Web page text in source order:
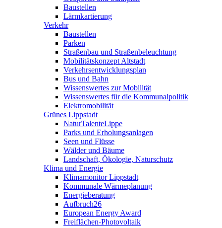
Baustellen
Lärmkartierung
Verkehr
Baustellen
Parken
Straßenbau und Straßenbeleuchtung
Mobilitätskonzept Altstadt
Verkehrsentwicklungsplan
Bus und Bahn
Wissenswertes zur Mobilität
Wissenswertes für die Kommunalpolitik
Elektromobilität
Grünes Lippstadt
NaturTalenteLippe
Parks und Erholungsanlagen
Seen und Flüsse
Wälder und Bäume
Landschaft, Ökologie, Naturschutz
Klima und Energie
Klimamonitor Lippstadt
Kommunale Wärmeplanung
Energieberatung
Aufbruch26
European Energy Award
Freiflächen-Photovoltaik